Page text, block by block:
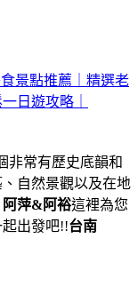
景點推薦｜精選老
日遊攻略｜
非常有歷史底韻和
自然景觀以及在地
阿萍&阿裕這裡為您
出發吧!!台南